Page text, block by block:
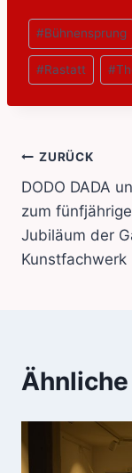
Beitrags
Tags:
#Bühnensprung
#Rastatt #
ZURÜCK
DODO DADA
zum
Jubiläum der
Kunstfachwerk